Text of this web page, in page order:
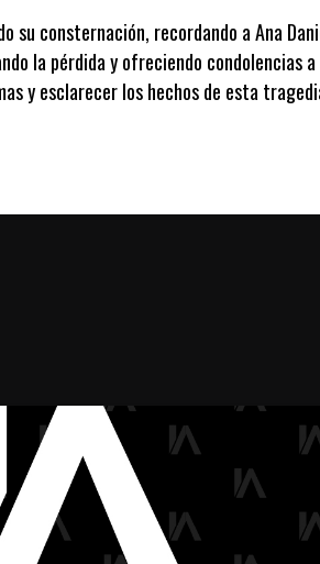
su consternación, recordando a Ana
la pérdida y ofreciendo condolencias
y esclarecer los hechos de esta